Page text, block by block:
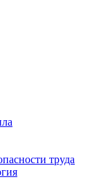
труда